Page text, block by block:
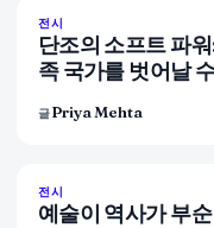
전시
단조의 소프트 파
족 국가를 벗어날
글Priya Mehta
전시
예술이 역사가 부